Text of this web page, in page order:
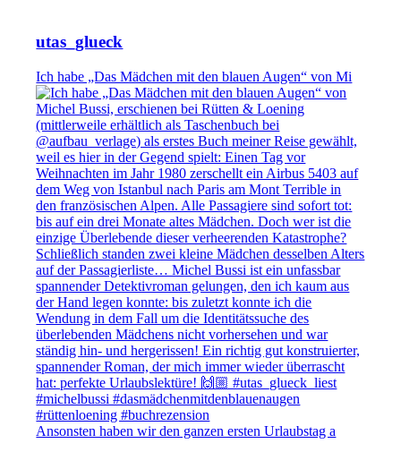
utas_glueck
Ich habe „Das Mädchen mit den blauen Augen“ von Mi
Ansonsten haben wir den ganzen ersten Urlaubstag a